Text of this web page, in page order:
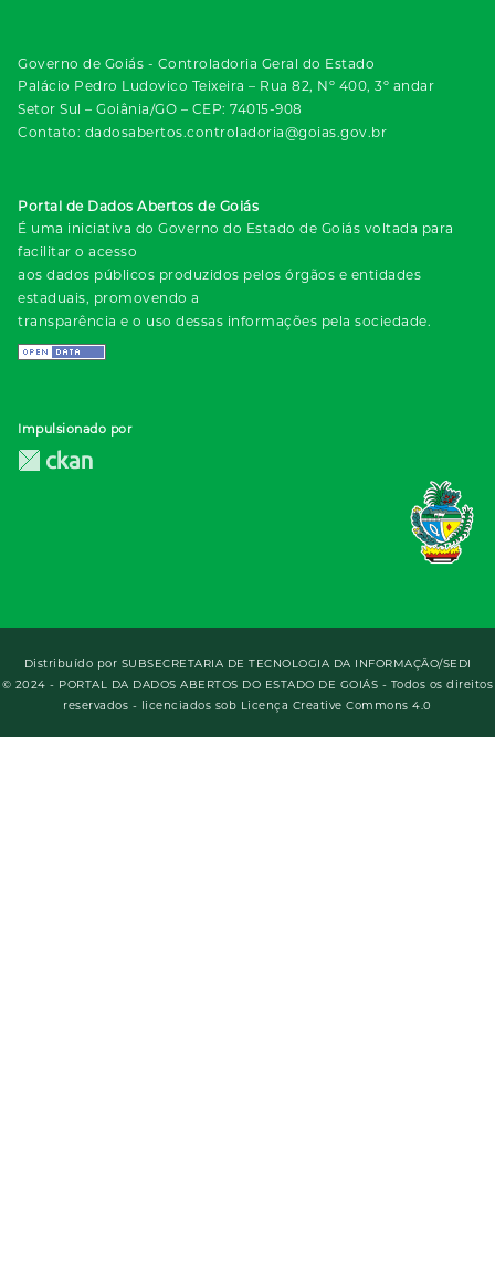
Governo de Goiás - Controladoria Geral do Estado
Palácio Pedro Ludovico Teixeira – Rua 82, Nº 400, 3º andar
Setor Sul – Goiânia/GO – CEP: 74015-908
Contato: dadosabertos.controladoria@goias.gov.br
Portal de Dados Abertos de Goiás
É uma iniciativa do Governo do Estado de Goiás voltada para
facilitar o acesso
aos dados públicos produzidos pelos órgãos e entidades
estaduais, promovendo a
transparência e o uso dessas informações pela sociedade.
Impulsionado por
Distribuído por SUBSECRETARIA DE TECNOLOGIA DA INFORMAÇÃO/SEDI
© 2024 - PORTAL DA DADOS ABERTOS DO ESTADO DE GOIÁS - Todos os direitos
reservados - licenciados sob Licença Creative Commons 4.0